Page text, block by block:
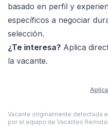
basado en perfil y
específicos a negociar
selección.
¿Te interesa? Aplica
la vacante.
Vacante originalmente detectada
por el equipo de Vacantes